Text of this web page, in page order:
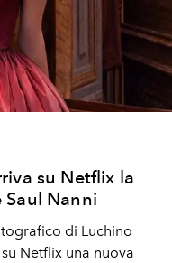
su Netflix la
Saul Nanni
di Luchino
Netflix una nuova